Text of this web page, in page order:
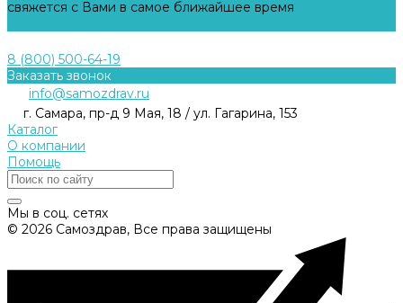
свяжется с Вами в самое ближайшее время
8 (800) 500-64-19
Заказать звонок
info@samozdrav.ru
г. Самара, пр-д 9 Мая, 18 / ул. Гагарина, 153
Каталог
О компании
Помощь
Мы в соц. сетях
© 2026 Самоздрав, Все права защищены